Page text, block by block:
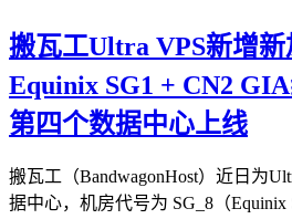
搬瓦工Ultra VPS新增新
Equinix SG1 + CN2
第四个数据中心上线
搬瓦工（BandwagonHost）近日为
据中心，机房代号为 SG_8（